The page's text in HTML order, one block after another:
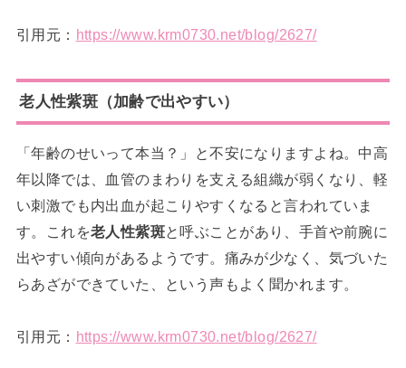
引用元： https://www.krm0730.net/blog/2627/
老人性紫斑（加齢で出やすい）
「年齢のせいって本当？」と不安になりますよね。中高
年以降では、血管のまわりを支える組織が弱くなり、軽
い刺激でも内出血が起こりやすくなると言われていま
す。これを老人性紫斑と呼ぶことがあり、手首や前腕に
出やすい傾向があるようです。痛みが少なく、気づいた
らあざができていた、という声もよく聞かれます。
引用元： https://www.krm0730.net/blog/2627/